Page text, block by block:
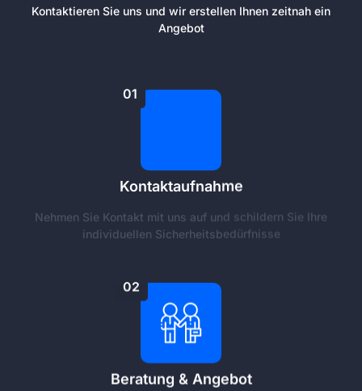
Kontaktieren Sie uns und wir erstellen Ihnen zeitnah ein
Angebot
01
Kontaktaufnahme
Nehmen Sie Kontakt mit uns auf und schildern Sie Ihre
individuellen Sicherheitsbedürfnisse
02
Beratung & Angebot